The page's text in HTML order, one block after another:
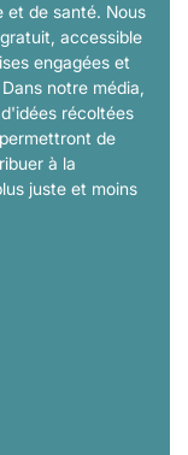
et de santé. Nous
accessible
engagées et
notre média,
récoltées
de
à la
juste et moins